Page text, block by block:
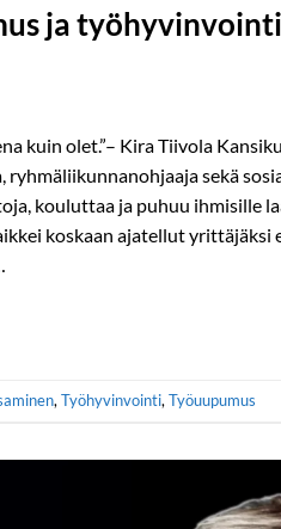
ja
kuin olet.”– Kira Tiivola
sekä
kouluttaa ja puhuu ihmisille
koskaan ajatellut yrittäjäksi
, Työhyvinvointi, Työuupumus